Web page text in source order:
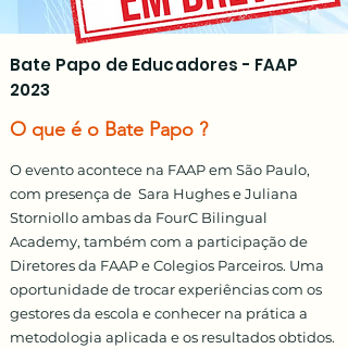
Bate Papo de Educadores - FAAP
2023
O que é o Bate Papo ?
O evento acontece na FAAP em São Paulo,
com presença de Sara Hughes e Juliana
Storniollo ambas da FourC Bilingual
Academy, também com a participação de
Diretores da FAAP e Colegios Parceiros. Uma
oportunidade de trocar experiências com os
gestores da escola e conhecer na prática a
metodologia aplicada e os resultados obtidos.